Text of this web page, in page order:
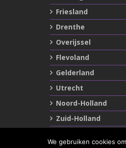
Friesland
Drenthe
Overijssel
Flevoland
Gelderland
Utrecht
Noord-Holland
Zuid-Holland
We gebruiken cookies